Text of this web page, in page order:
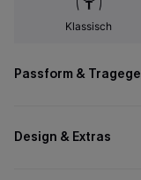
Klassisch
Passform &
Design & Extras